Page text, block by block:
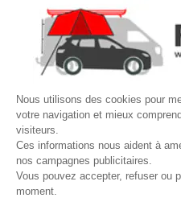
Nous utilisons des cookies pour
votre navigation et mieux
visiteurs.
Ces informations nous aident à
nos campagnes publicitaires.
Vous pouvez accepter, refuser ou
moment.
📋 Fiche technique
Demander un rappel
Nos conseillers vous rappellent
17h30.
Nom*